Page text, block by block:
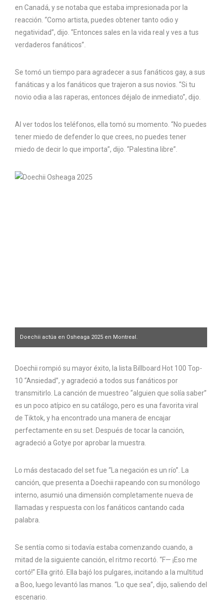
en Canadá, y se notaba que estaba impresionada por la
reacción. “Como artista, puedes obtener tanto odio y
negatividad”, dijo. “Entonces sales en la vida real y ves a tus
verdaderos fanáticos”.
Se tomó un tiempo para agradecer a sus fanáticos gay, a sus
fanáticas y a los fanáticos que trajeron a sus novios. “Si tu
novio odia a las raperas, entonces déjalo de inmediato”, dijo.
Al ver todos los teléfonos, ella tomó su momento. “No puedes
tener miedo de defender lo que crees, no puedes tener
miedo de decir lo que importa”, dijo. “Palestina libre”.
Doechii actúa en Osheaga 2025 en Montreal.
Charlotte Rainville @jailli
Doechii rompió su mayor éxito, la lista Billboard Hot 100 Top-
10 “Ansiedad”, y agradeció a todos sus fanáticos por
transmitirlo. La canción de muestreo “alguien que solía saber”
es un poco atípico en su catálogo, pero es una favorita viral
de Tiktok, y ha encontrado una manera de encajar
perfectamente en su set. Después de tocar la canción,
agradeció a Gotye por aprobar la muestra.
Lo más destacado del set fue “La negación es un río”. La
canción, que presenta a Doechii rapeando con su monólogo
interno, asumió una dimensión completamente nueva de
llamadas y respuesta con los fanáticos cantando cada
palabra.
Se sentía como si todavía estaba comenzando cuando, a
mitad de la siguiente canción, el ritmo recortó. “F— ¡Eso me
cortó!” Ella gritó. Ella bajó los pulgares, incitando a la multitud
a Boo, luego levantó las manos. “Lo que sea”, dijo, saliendo del
escenario.